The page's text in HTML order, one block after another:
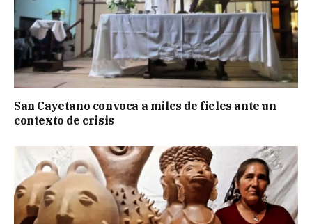
San Cayetano convoca a miles de fieles ante un
contexto de crisis